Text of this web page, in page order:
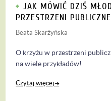
JAK MÓWIĆ DZIŚ
PRZESTRZENI
Beata Skarżyńska
O krzyżu w przestrzeni
na wiele przykładów!
Czytaj więcej